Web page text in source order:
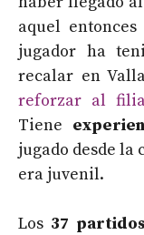
aquel
jugador ha
recalar en
reforzar al
Tiene
jugado desde la
era juvenil.
Los 37